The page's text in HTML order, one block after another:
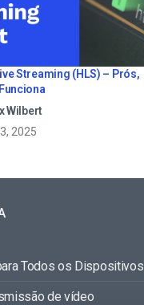
Streaming (HLS) – Prós,
Wilbert
2025
Todos os Dispositivos
de vídeo